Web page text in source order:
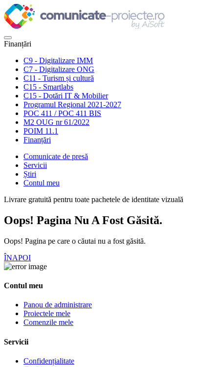
Finanțări
C9 - Digitalizare IMM
C7 - Digitalizare ONG
C11 - Turism și cultură
C15 - Smartlabs
C15 - Dotări IT & Mobilier
Programul Regional 2021-2027
POC 411 / POC 411 BIS
M2 OUG nr 61/2022
POIM 11.1
Finanțări
Comunicate de presă
Servicii
Știri
Contul meu
Livrare gratuită pentru toate pachetele de identitate vizuală
Oops! Pagina Nu A Fost Găsită.
Oops! Pagina pe care o căutai nu a fost găsită.
ÎNAPOI
Contul meu
Panou de administrare
Proiectele mele
Comenzile mele
Servicii
Confidențialitate